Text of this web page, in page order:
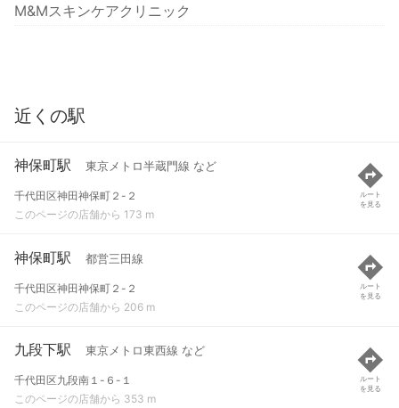
M&Mスキンケアクリニック
近くの駅
神保町駅 東京メトロ半蔵門線 など
千代田区神田神保町２-２
このページの店舗から 173 m
ルート
を見る
神保町駅 都営三田線
千代田区神田神保町２-２
このページの店舗から 206 m
ルート
を見る
九段下駅 東京メトロ東西線 など
千代田区九段南１-６-１
このページの店舗から 353 m
ルート
を見る